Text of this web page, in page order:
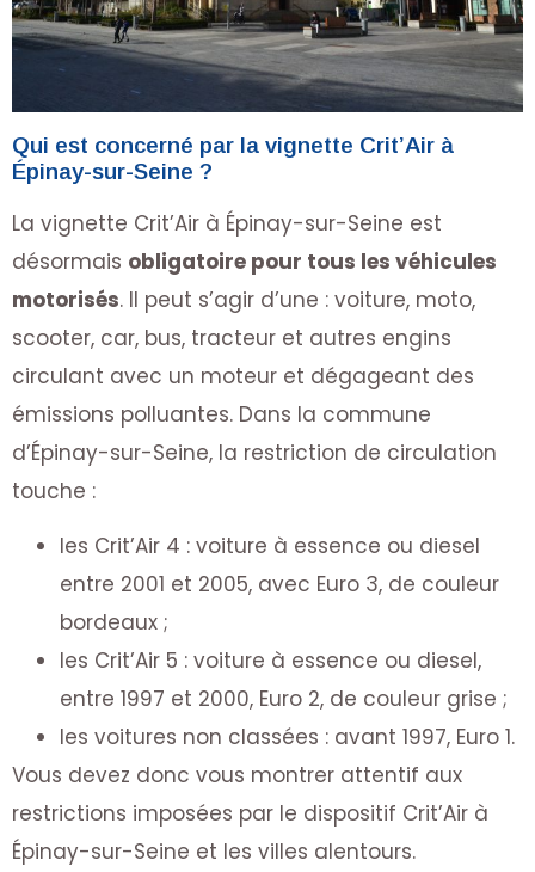
Qui est concerné par la vignette Crit’Air à
Épinay-sur-Seine ?
La vignette Crit’Air à Épinay-sur-Seine est
désormais obligatoire pour tous les véhicules
motorisés. Il peut s’agir d’une : voiture, moto,
scooter, car, bus, tracteur et autres engins
circulant avec un moteur et dégageant des
émissions polluantes. Dans la commune
d’Épinay-sur-Seine, la restriction de circulation
touche :
les Crit’Air 4 : voiture à essence ou diesel
entre 2001 et 2005, avec Euro 3, de couleur
bordeaux ;
les Crit’Air 5 : voiture à essence ou diesel,
entre 1997 et 2000, Euro 2, de couleur grise ;
les voitures non classées : avant 1997, Euro 1.
Vous devez donc vous montrer attentif aux
restrictions imposées par le dispositif Crit’Air à
Épinay-sur-Seine et les villes alentours.